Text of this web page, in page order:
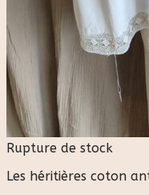
Rupture de stock
Les héritières coton